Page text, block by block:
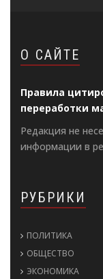
О САЙТЕ
Правила
переработки
Редакция не
информации в
РУБРИКИ
ПОЛИТИКА
ОБЩЕСТВО
ЭКОНОМИКА